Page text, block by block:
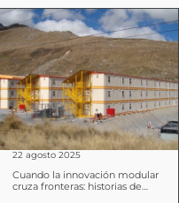
22 agosto 2025
Cuando la innovación modular
cruza fronteras: historias de